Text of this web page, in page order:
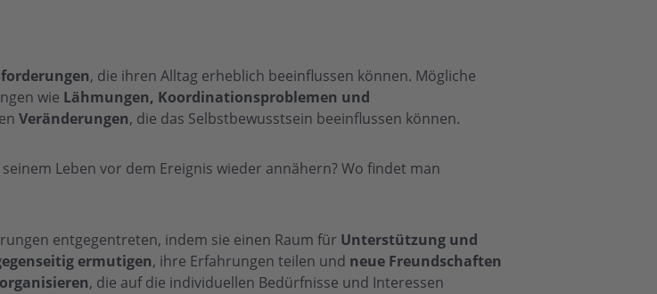
, die ihren Alltag erheblich beeinflussen können. Mögliche
wie Lähmungen, Koordinationsproblemen und
Veränderungen, die das Selbstbewusstsein beeinflussen können.
Leben vor dem Ereignis wieder annähern? Wo findet man
entgegentreten, indem sie einen Raum für Unterstützung und
ermutigen, ihre Erfahrungen teilen und neue Freundschaften
, die auf die individuellen Bedürfnisse und Interessen